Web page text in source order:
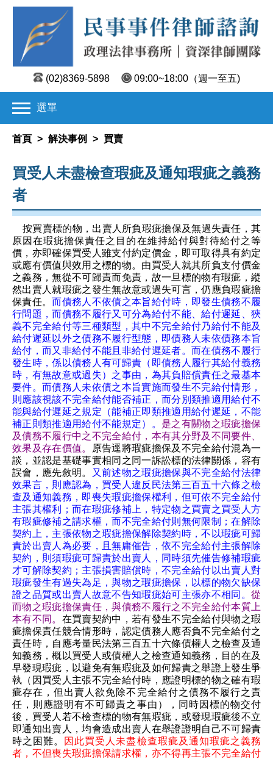
(02)8369-5898 09:00~18:00 （週一至五)
選單
首頁 > 解決事例 > 買賣
買受人未盡檢查瑕疵及通知瑕疵之義務
者
按買賣標的物，出賣人所負瑕疵擔保及無過失責任，其
原因在瑕疵擔保責任之目的在維持給付與對待給付之等
價，亦即確保買受人雖支付約定價金，即可取得具有約定
或應有價值與效用之標的物。由買受人就其所負支付價金
之義務，無從不可歸責而免責，故一旦標的物有瑕疵，縱
然出賣人就瑕疵之發生無故意或過失可言，仍應負瑕疵擔
保責任。而債務人不依債之本旨給付時，即發生債務不履
行問題，而債務不履行又可分為給付不能、給付遲延、狹
義不完全給付等三種類型，其中不完全給付乃給付不能及
給付遲延以外之債務不履行型態，即債務人未依債務本旨
給付，而又非給付不能且非給付遲延者。而在債務不履行
發生時，係以債務人有可歸責（即債務人履行其給付義務
時，有無故意或過失）之事由，為其負賠償責任之最基本
要件。而債務人未依債之本旨實施而發生不完給付情形，
則應該視該不完全給付能否補正，而分別類推適用給付不
能與給付遲延之規定（能補正即類推適用給付遲延，不能
補正則類推適用給付不能規定）。 是之有關物之瑕疵擔保
及債務不履行中之不完全給付，本有其分野及不同要件、
效果及存在價值。
原告逕將瑕疵擔保及不完全給付混為一
談，並認是基礎事實相同之同一訴訟標的法律關係，容有
誤會，應先敘明。
又前述物之瑕疵擔保與不完全給付法律
效果言，則應認為，買受人違反民法第三百五十六條之檢
查及通知義務，即喪失瑕疵擔保權利，但可依不完全給付
主張其權利；而在瑕疵修補上，特定物之買賣之買受人方
有瑕疵修補之請求權，而不完全給付則無何限制；在解除
契約上，主張依物之瑕疵擔保解除契約時，不以瑕疵可歸
責於出賣人為必要，且無庸催告，依不完全給付主張解除
契約，則須瑕疵可歸責於出賣人，同時須先催告修補瑕疵
才可解除契約；主張損害賠償時，不完全給付以出賣人對
瑕疵發生有過失為足，與物之瑕疵擔保，以標的物欠缺保
證之品質或出賣人故意不告知瑕疵始可主張亦不相同。 從
而物之瑕疵擔保責任，與債務不履行之不完全給付本質上
本有不同。 在買賣契約中，若有發生不完全給付與物之瑕
疵擔保責任競合情形時，認定債務人應否負不完全給付之
責任時，自應考量民法第三百五十六條債權人之檢查及通
知義務，概以買受人或債權人之檢查通知義務，目的在及
早發現瑕疵，以避免有無瑕疵及如何歸責之舉證上發生爭
執（因買受人主張不完全給付時，應證明標的物之確有瑕
疵存在，但出賣人欲免除不完全給付之債務不履行之責
任，則應證明有不可歸責之事由），同時因標的物交付
後，買受人若不檢查標的物有無瑕疵，或發現瑕疵後不立
即通知出賣人，均會造成出賣人在舉證證明自己不可歸責
時之困難。
因此買受人未盡檢查瑕疵及通知瑕疵之義務
者，不但喪失瑕疵擔保請求權，亦不得再主張不完全給付